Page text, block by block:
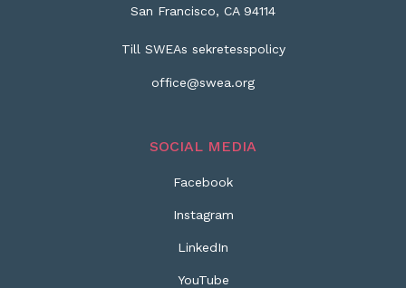
San Francisco, CA 94114
Till SWEAs sekretesspolicy
office@swea.org
SOCIAL MEDIA
Facebook
Instagram
LinkedIn
YouTube